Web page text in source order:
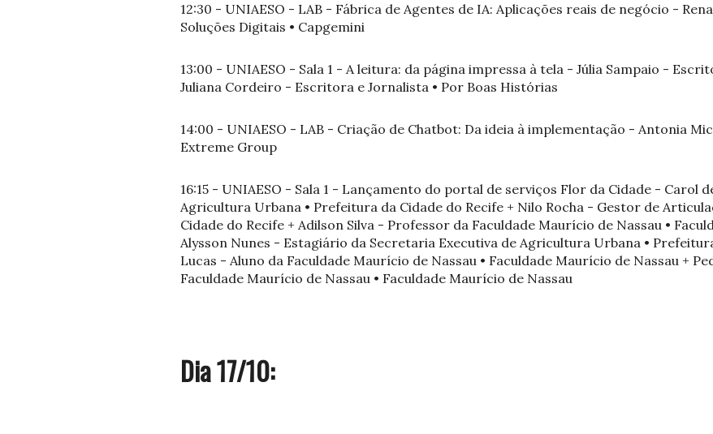
12:30 - UNIAESO - LAB - Fábrica de Agentes de IA: Aplicações reais de negócio -
Soluções Digitais • Capgemini
13:00 - UNIAESO - Sala 1 - A leitura: da página impressa à tela - Júlia Sampaio -
Juliana Cordeiro - Escritora e Jornalista • Por Boas Histórias
14:00 - UNIAESO - LAB - Criação de Chatbot: Da ideia à implementação - Antonia
Extreme Group
16:15 - UNIAESO - Sala 1 - Lançamento do portal de serviços Flor da Cidade - Carol
Agricultura Urbana • Prefeitura da Cidade do Recife + Nilo Rocha - Gestor de
Cidade do Recife + Adilson Silva - Professor da Faculdade Maurício de Nassau •
Alysson Nunes - Estagiário da Secretaria Executiva de Agricultura Urbana •
Lucas - Aluno da Faculdade Maurício de Nassau • Faculdade Maurício de Nassau +
Faculdade Maurício de Nassau • Faculdade Maurício de Nassau
Dia 17/10: